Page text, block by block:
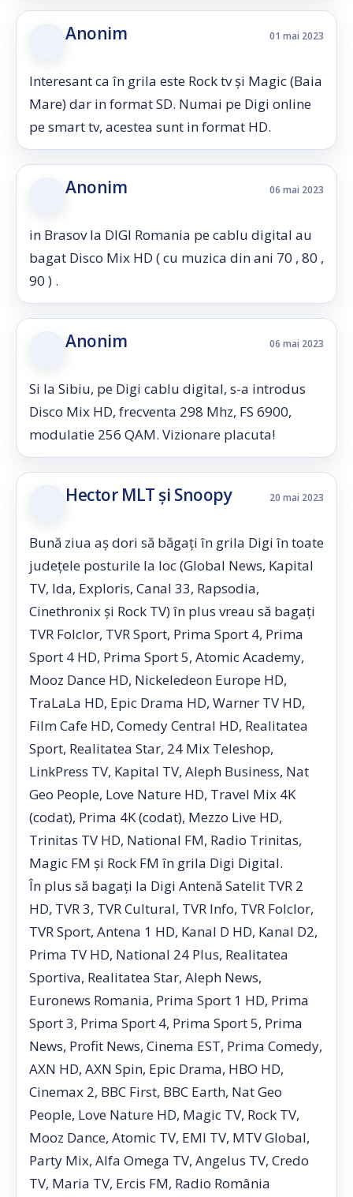
Anonim 01 mai 2023
Interesant ca în grila este Rock tv și Magic (Baia
Mare) dar in format SD. Numai pe Digi online
pe smart tv, acestea sunt in format HD.
Anonim 06 mai 2023
in Brasov la DIGI Romania pe cablu digital au
bagat Disco Mix HD ( cu muzica din ani 70 , 80 ,
90 ) .
Anonim 06 mai 2023
Si la Sibiu, pe Digi cablu digital, s-a introdus
Disco Mix HD, frecventa 298 Mhz, FS 6900,
modulatie 256 QAM. Vizionare placuta!
Hector MLT și Snoopy 20 mai 2023
Bună ziua aș dori să băgați în grila Digi în toate
județele posturile la loc (Global News, Kapital
TV, Ida, Exploris, Canal 33, Rapsodia,
Cinethronix și Rock TV) în plus vreau să bagați
TVR Folclor, TVR Sport, Prima Sport 4, Prima
Sport 4 HD, Prima Sport 5, Atomic Academy,
Mooz Dance HD, Nickeledeon Europe HD,
TraLaLa HD, Epic Drama HD, Warner TV HD,
Film Cafe HD, Comedy Central HD, Realitatea
Sport, Realitatea Star, 24 Mix Teleshop,
LinkPress TV, Kapital TV, Aleph Business, Nat
Geo People, Love Nature HD, Travel Mix 4K
(codat), Prima 4K (codat), Mezzo Live HD,
Trinitas TV HD, National FM, Radio Trinitas,
Magic FM și Rock FM în grila Digi Digital.
În plus să bagați la Digi Antenă Satelit TVR 2
HD, TVR 3, TVR Cultural, TVR Info, TVR Folclor,
TVR Sport, Antena 1 HD, Kanal D HD, Kanal D2,
Prima TV HD, National 24 Plus, Realitatea
Sportiva, Realitatea Star, Aleph News,
Euronews Romania, Prima Sport 1 HD, Prima
Sport 3, Prima Sport 4, Prima Sport 5, Prima
News, Profit News, Cinema EST, Prima Comedy,
AXN HD, AXN Spin, Epic Drama, HBO HD,
Cinemax 2, BBC First, BBC Earth, Nat Geo
People, Love Nature HD, Magic TV, Rock TV,
Mooz Dance, Atomic TV, EMI TV, MTV Global,
Party Mix, Alfa Omega TV, Angelus TV, Credo
TV, Maria TV, Ercis FM, Radio România